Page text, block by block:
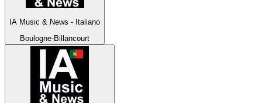
IA Music & News - Italiano
Boulogne-Billancourt